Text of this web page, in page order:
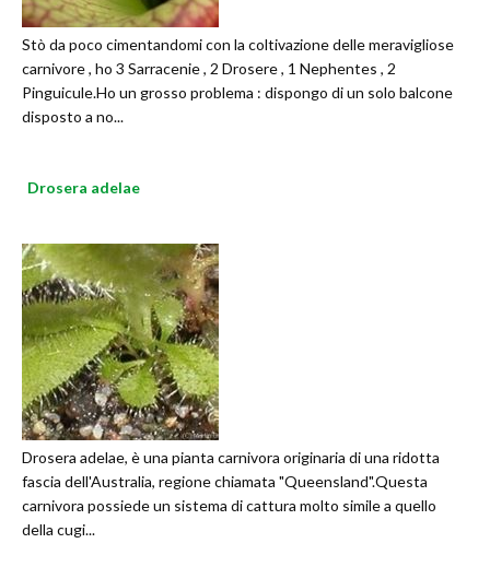
Stò da poco cimentandomi con la coltivazione delle meravigliose
carnivore , ho 3 Sarracenie , 2 Drosere , 1 Nephentes , 2
Pinguicule.Ho un grosso problema : dispongo di un solo balcone
disposto a no...
Drosera adelae
Drosera adelae, è una pianta carnivora originaria di una ridotta
fascia dell'Australia, regione chiamata "Queensland".Questa
carnivora possiede un sistema di cattura molto simile a quello
della cugi...